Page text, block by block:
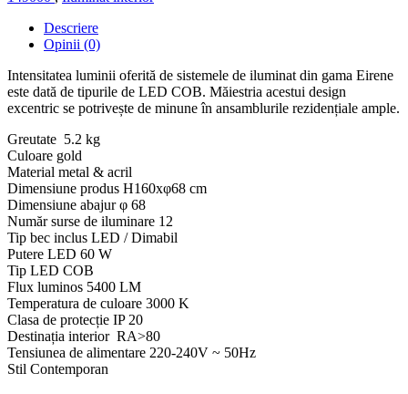
Descriere
Opinii (0)
Intensitatea luminii oferită de sistemele de iluminat din gama Eirene
este dată de tipurile de LED COB. Măiestria acestui design
excentric se potrivește de minune în ansamblurile rezidențiale ample.
Greutate 5.2 kg
Culoare gold
Material metal & acril
Dimensiune produs H160xφ68 cm
Dimensiune abajur φ 68
Număr surse de iluminare 12
Tip bec inclus LED / Dimabil
Putere LED 60 W
Tip LED COB
Flux luminos 5400 LM
Temperatura de culoare 3000 K
Clasa de protecție IP 20
Destinația interior RA>80
Tensiunea de alimentare 220-240V ~ 50Hz
Stil Contemporan